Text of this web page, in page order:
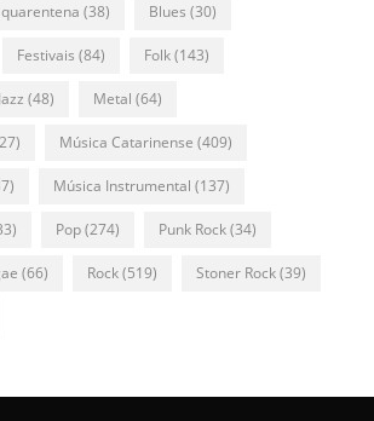
(38) Blues (30)
Festivais (84) Folk(143)
Jazz (48) Metal (64)
Música Catarinense (409)
Música Instrumental (137)
Pop(274) Punk Rock(34)
(66) Rock(519) Stoner Rock(39)